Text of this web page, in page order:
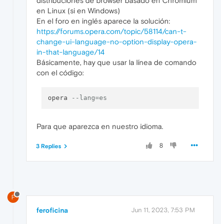
en Linux (si en Windows)
En el foro en inglés aparece la solución:
https://forums.opera.com/topic/58114/can-t-
change-ui-language-no-option-display-opera-
in-that-language/14
Básicamente, hay que usar la línea de comando
con el código:
opera --lang=es
Para que aparezca en nuestro idioma.
8
3 Replies
F
feroficina Jun 11, 2023, 7:53 PM